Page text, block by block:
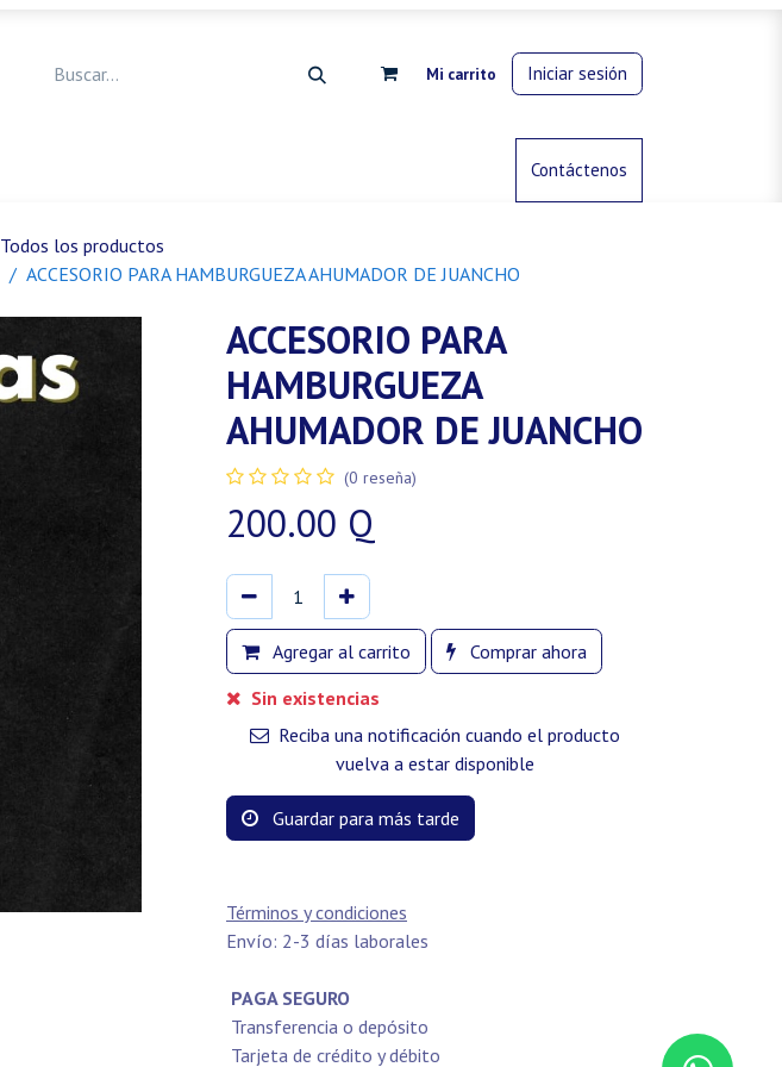
Mi carrito Iniciar sesión
Control de animalesContáctenos
Todos los productos
ACCESORIO PARA HAMBURGUEZA AHUMADOR DE JUANCHO
ACCESORIO PARA
HAMBURGUEZA
AHUMADOR DE JUANCHO
(0 reseña)
200.00 Q
Agregar al carrito
Comprar ahora
Sin existencias
Reciba una notificación cuando el producto
vuelva a estar disponible
Guardar para más tarde
Términos y condiciones
Envío: 2-3 días laborales
PAGA SEGURO
Transferencia o depósito
Tarjeta de crédito y débito